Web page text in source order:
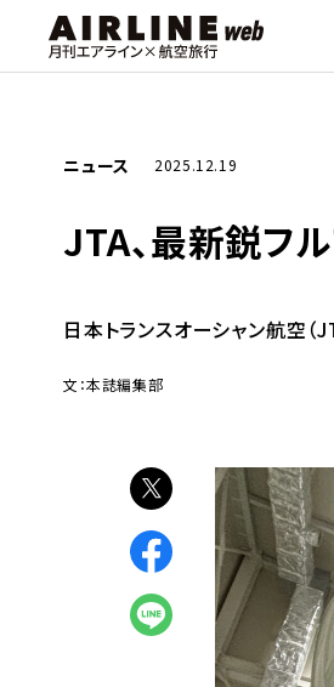
ニュース 2025.12.19
JTA、最新鋭フ
日本トランスオーシャン航空
文：本誌編集部